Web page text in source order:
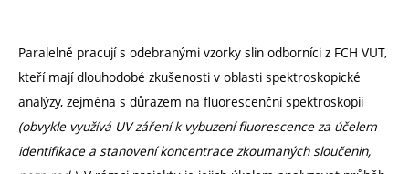
Paralelně pracují s odebranými vzorky slin odborníci z FCH VUT,
kteří mají dlouhodobé zkušenosti v oblasti spektroskopické
analýzy, zejména s důrazem na fluorescenční spektroskopii
(obvykle využívá UV záření k vybuzení fluorescence za účelem
identifikace a stanovení koncentrace zkoumaných sloučenin,